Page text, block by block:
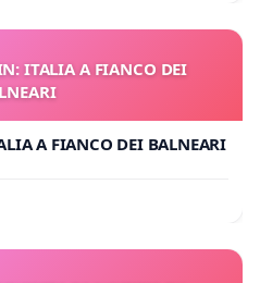
ITALIA A FIANCO DEI
A FIANCO DEI BALNEARI